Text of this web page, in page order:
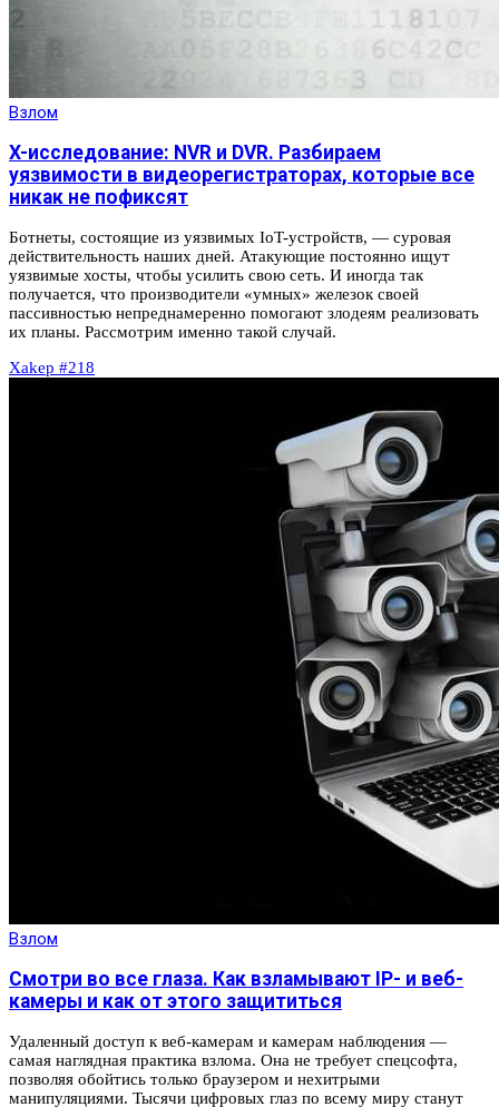
Взлом
X-исследование: NVR и DVR. Разбираем
уязвимости в видеорегистраторах, которые все
никак не пофиксят
Ботнеты, состоящие из уязвимых IoT-устройств, — суровая
действительность наших дней. Атакующие постоянно ищут
уязвимые хосты, чтобы усилить свою сеть. И иногда так
получается, что производители «умных» железок своей
пассивностью непреднамеренно помогают злодеям реализовать
их планы. Рассмотрим именно такой случай.
Xakep #218
Взлом
Смотри во все глаза. Как взламывают IP- и веб-
камеры и как от этого защититься
Удаленный доступ к веб-камерам и камерам наблюдения —
самая наглядная практика взлома. Она не требует спецсофта,
позволяя обойтись только браузером и нехитрыми
манипуляциями. Тысячи цифровых глаз по всему миру станут